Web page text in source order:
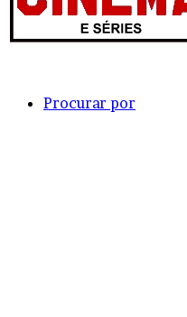
Procurar por